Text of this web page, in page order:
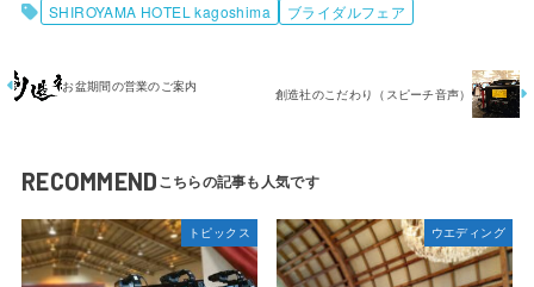
SHIROYAMA HOTEL kagoshima
ブライダルフェア
お盆期間の営業のご案内 創造社のこだわり（スピーチ音声）
RECOMMEND
トピックス ウエディング